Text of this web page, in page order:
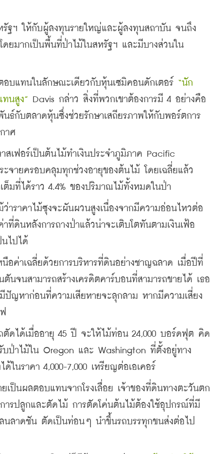
ฯ ให้กับผู้ลงทุนรายใหญ่และผู้ลงทุนสถาบัน จนถึง
ยมากเป็นพื้นที่ป่าไม้ในสหรัฐฯ และมีบางส่วนใน
บแทนในลักษณะเดียวกับหุ้นเซมิคอนดักเตอร์ “นัก
นสูง” Davis กล่าว สิ่งที่พวกเขาต้องการมี 4 อย่างคือ
ธ์กับตลาดหุ้นซึ่งช่วยรักษาเสถียรภาพให้กับพอร์ตการ
าศ
ฟอร์เป็นต้นไม้ทำเงินประจำภูมิภาค Pacific
จายครอบคลุมทุกช่วงอายุของต้นไม้ โดยเฉลี่ยแล้ว
มที่ได้ราว 4.4% ของปริมาณไม้ทั้งหมดในป่า
คาไม้ซุงจะผันผวนสูงเนื่องจากมีความอ่อนไหวต่อ
ที่ดินหลังการถางป่าแล้วน่าจะเติบโตทันตามเงินเฟ้อ
ไปได้
ค่าเฉลี่ยด้วยการบริหารที่ดินอย่างชาญฉลาด เมื่อปีที่
จนสามารถสร้างเครดิตคาร์บอนที่สามารถขายได้ เธอ
ญหาก่อนที่ความเสียหายจะลุกลาม หากมีความเสี่ยง
ดได้เมื่ออายุ 45 ปี จะให้ไม้ท่อน 24,000 บอร์ดฟุต คิด
บป่าไม้ใน Oregon และ Washington ที่ตั้งอยู่ทาง
ในราคา 4,000-7,000 เหรียญต่อเอเคอร์
ป็นผลตอบแทนจากโรงเลื่อย เจ้าของที่ดินทางตะวันตก
การปลูกและตัดไม้ การตัดโค่นต้นไม้ต้องใช้อุปกรณ์ที่มี
นลาดชัน ตัดเป็นท่อนๆ นำขึ้นรถบรรทุกขนส่งต่อไป